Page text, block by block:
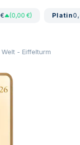
(0,00 €) Platin
- Eiffelturm